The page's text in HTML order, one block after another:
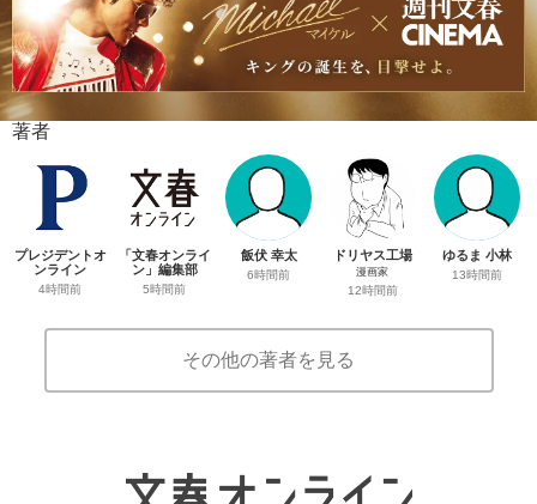
著者
プレジデントオ
ンライン
4時間前
「文春オンライ
ン」編集部
5時間前
飯伏 幸太
6時間前
ドリヤス工場
漫画家
12時間前
ゆるま 小林
13時間前
その他の著者を見る